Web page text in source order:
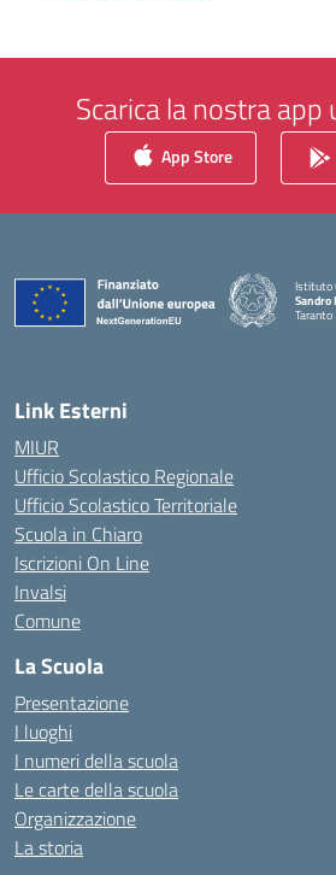
Scarica la nostra app
App Store
Istituto
Taranto
Link Esterni
MIUR
Ufficio Scolastico Regionale
Ufficio Scolastico Territoriale
Scuola in Chiaro
Iscrizioni On Line
Invalsi
Comune
La Scuola
Presentazione
I luoghi
I numeri della scuola
Le carte della scuola
Organizzazione
La storia